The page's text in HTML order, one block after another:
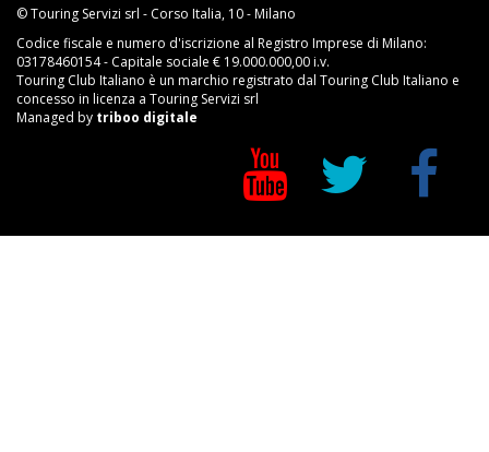
© Touring Servizi srl - Corso Italia, 10 - Milano
Codice fiscale e numero d'iscrizione al Registro Imprese di Milano:
03178460154 - Capitale sociale € 19.000.000,00 i.v.
Touring Club Italiano è un marchio registrato dal Touring Club Italiano e
concesso in licenza a Touring Servizi srl
Managed by triboo digitale